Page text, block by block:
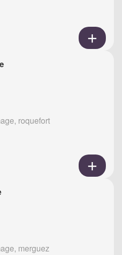
roquefort
merguez